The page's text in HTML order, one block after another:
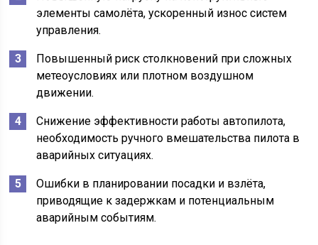
элементы самолёта, ускоренный износ систем
управления.
Повышенный риск столкновений при сложных
метеоусловиях или плотном воздушном
движении.
Снижение эффективности работы автопилота,
необходимость ручного вмешательства пилота в
аварийных ситуациях.
Ошибки в планировании посадки и взлёта,
приводящие к задержкам и потенциальным
аварийным событиям.